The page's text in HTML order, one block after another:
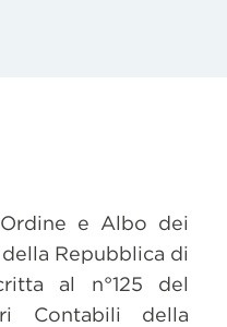
e Albo dei
Repubblica di
al n°125 del
Contabili della